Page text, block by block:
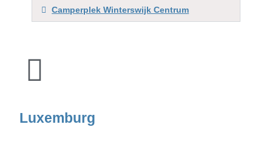
Camperplek Winterswijk Centrum
Luxemburg